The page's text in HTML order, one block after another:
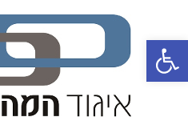
פתח סרגל נגישות